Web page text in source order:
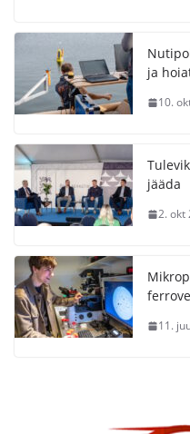
ja
10.
jääda
2. okt
11.